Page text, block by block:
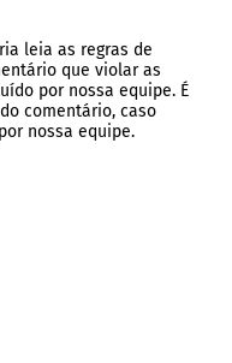
leia as regras de
que violar as
por nossa equipe. É
comentário, caso
nossa equipe.